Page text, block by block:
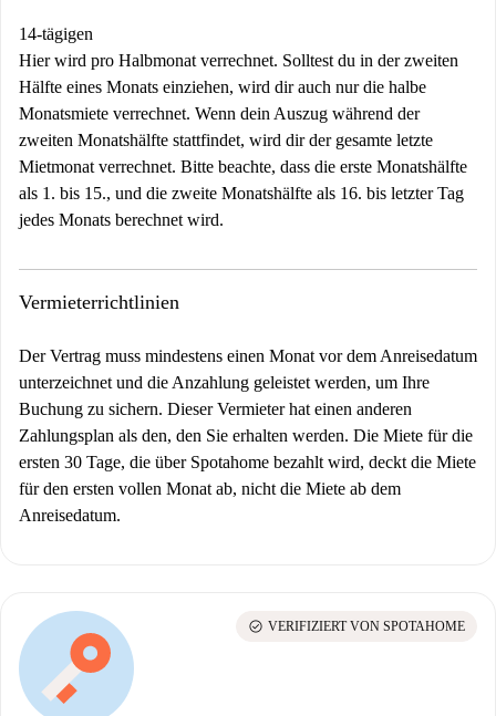
14-tägigen
Hier wird pro Halbmonat verrechnet. Solltest du in der zweiten
Hälfte eines Monats einziehen, wird dir auch nur die halbe
Monatsmiete verrechnet. Wenn dein Auszug während der
zweiten Monatshälfte stattfindet, wird dir der gesamte letzte
Mietmonat verrechnet. Bitte beachte, dass die erste Monatshälfte
als 1. bis 15., und die zweite Monatshälfte als 16. bis letzter Tag
jedes Monats berechnet wird.
Vermieterrichtlinien
Der Vertrag muss mindestens einen Monat vor dem Anreisedatum
unterzeichnet und die Anzahlung geleistet werden, um Ihre
Buchung zu sichern. Dieser Vermieter hat einen anderen
Zahlungsplan als den, den Sie erhalten werden. Die Miete für die
ersten 30 Tage, die über Spotahome bezahlt wird, deckt die Miete
für den ersten vollen Monat ab, nicht die Miete ab dem
Anreisedatum.
check_circle VERIFIZIERT VON SPOTAHOME